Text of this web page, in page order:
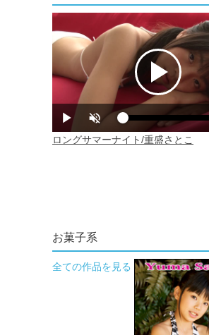
お菓子系
全ての作品を見る